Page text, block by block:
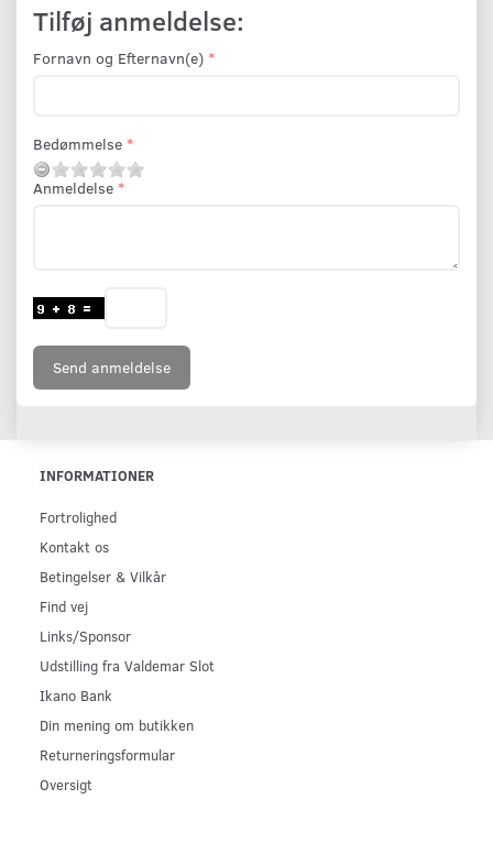
Tilføj anmeldelse:
Fornavn og Efternavn(e)
Bedømmelse
Anmeldelse
Send anmeldelse
INFORMATIONER
Fortrolighed
Kontakt os
Betingelser & Vilkår
Find vej
Links/Sponsor
Udstilling fra Valdemar Slot
Ikano Bank
Din mening om butikken
Returneringsformular
Oversigt